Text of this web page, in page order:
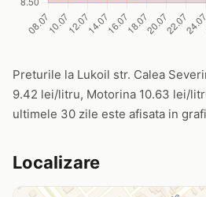
Preturile la Lukoil str. Calea
9.42 lei/litru, Motorina 10.63 lei/
ultimele 30 zile este afisata in
Localizare